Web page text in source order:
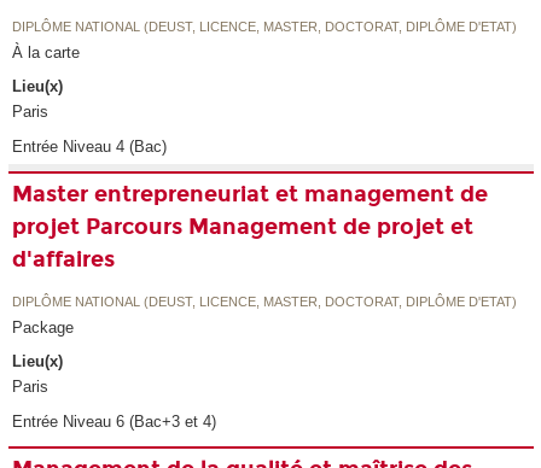
DIPLÔME NATIONAL (DEUST, LICENCE, MASTER, DOCTORAT, DIPLÔME D'ETAT)
À la carte
Lieu(x)
Paris
Entrée Niveau 4 (Bac)
Master entrepreneuriat et management de
projet Parcours Management de projet et
d'affaires
DIPLÔME NATIONAL (DEUST, LICENCE, MASTER, DOCTORAT, DIPLÔME D'ETAT)
Package
Lieu(x)
Paris
Entrée Niveau 6 (Bac+3 et 4)